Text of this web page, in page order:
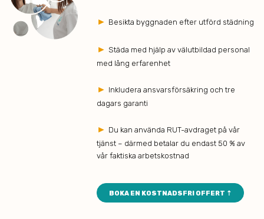
► Besikta byggnaden efter utförd städning
► Städa med hjälp av välutbildad personal
med lång erfarenhet
► Inkludera ansvarsförsäkring och tre
dagars garanti
► Du kan använda RUT-avdraget på vår
tjänst – därmed betalar du endast 50 % av
vår faktiska arbetskostnad
BOKA EN KOSTNADSFRI OFFERT ⇡